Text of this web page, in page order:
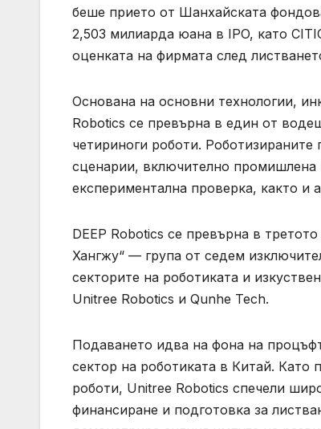
беше прието от Шанхайската
2,503 милиарда юана в IPO, като
оценката на фирмата след
Основана на основни технологии,
Robotics се превърна в един от
четириноги роботи.
сценарии, включително промишлена
експериментална проверка, както и
DEEP Robotics се превърна в
Хангжу“ — група от седем
секторите на роботиката и
Unitree Robotics и Qunhe Tech.
Подаването идва на фона на
сектор на роботиката в Китай. Като
роботи, Unitree Robotics спечели
финансиране и подготовка за